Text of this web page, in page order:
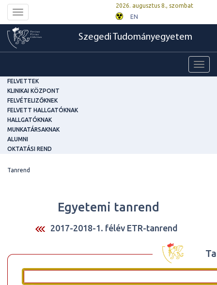
Toggle
navigation
2026. augusztus 8., szombat
EN
Szegedi Tudományegyetem
FELVETTEK
KLINIKAI KÖZPONT
FELVÉTELIZŐKNEK
FELVETT HALLGATÓKNAK
HALLGATÓKNAK
MUNKATÁRSAKNAK
ALUMNI
OKTATÁSI REND
Tanrend
Egyetemi tanrend
2017-2018-1. félév ETR-tanrend